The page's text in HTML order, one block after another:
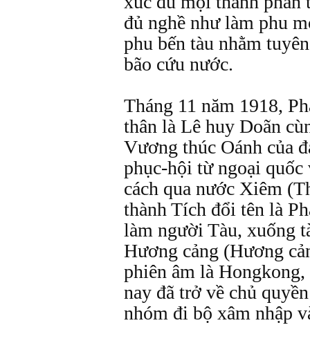
đủ nghề như làm phu
phu bến tàu nhằm
bão cứu nước.
Tháng 11 năm 1918,
thân là Lê huy Doãn
Vương thúc Oánh của
phục-hội từ ngoại
cách qua nước Xiêm
thành Tích đổi tên là
làm người Tàu, xuống
Hương cảng (Hương
phiên âm là
nay đã trở về chủ
nhóm đi bộ xâm nhập